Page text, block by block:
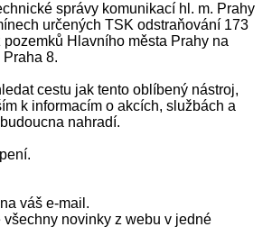
správy komunikací hl. m. Prahy
určených TSK odstraňování 173
Hlavního města Prahy na
8.
cestu jak tento oblíbený nástroj,
k informacím o akcích, službách a
nahradí.
na váš e-mail.
všechny novinky z webu v jedné